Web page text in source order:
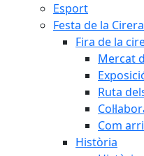
Esport
Festa de la Cirera
Fira de la
Mercat
Ruta
Com
Història